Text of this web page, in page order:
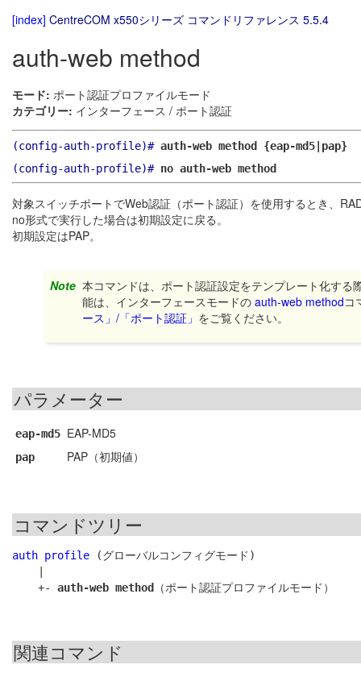
[index] CentreCOM x550シリーズ コマンドリファレンス 5.5.4
auth-web method
モード: ポート認証プロファイルモード
カテゴリー: インターフェース / ポート認証
(config-auth-profile)# auth-web method {eap-md5|pap}
(config-auth-profile)# no auth-web method
対象スイッチポートでWeb認証（ポート認証）を使用するとき、
no形式で実行した場合は初期設定に戻る。
初期設定はPAP。
Note 本コマンドは、ポート認証設定をテンプレート化す
能は、インターフェースモードのauth-web methodコ
ース」/「ポート認証」 をご覧ください。
パラメーター
eap-md5 EAP-MD5
pap PAP（初期値）
コマンドツリー
auth profile (グローバルコンフィグモード)
    +-
auth-web method
関連コマンド